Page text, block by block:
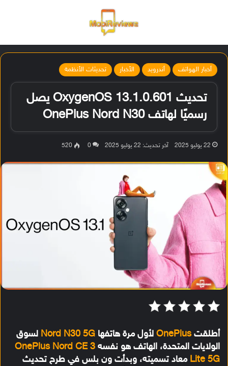
أخبار الهواتف أندرويد الأخبار تحديثات الأنظمة
تحديث OxygenOS 13.1.0.601 يصل
رسميًا لهاتف OnePlus Nord N30
22 يوليو 2025 آخر تحديث: 22 يوليو 2025 0
520
أطلقتOnePlus لأول مرة هاتفها Nord N30 5G لسوق
الولايات المتحدة، الهاتف هو نفسه OnePlus Nord CE 3
Lite 5G معاد تسميته، وبدأت ون بلس في طرح تحديث